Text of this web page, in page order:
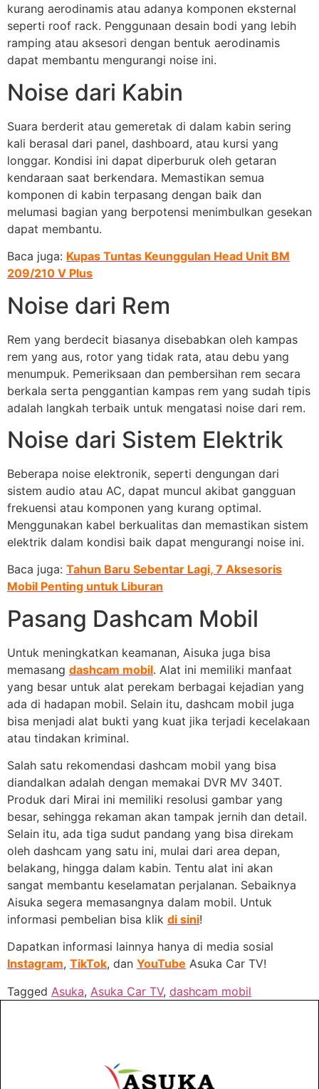
kurang aerodinamis atau adanya komponen eksternal
seperti roof rack. Penggunaan desain bodi yang lebih
ramping atau aksesori dengan bentuk aerodinamis
dapat membantu mengurangi noise ini.
Noise dari Kabin
Suara berderit atau gemeretak di dalam kabin sering
kali berasal dari panel, dashboard, atau kursi yang
longgar. Kondisi ini dapat diperburuk oleh getaran
kendaraan saat berkendara. Memastikan semua
komponen di kabin terpasang dengan baik dan
melumasi bagian yang berpotensi menimbulkan gesekan
dapat membantu.
Baca juga: Kupas Tuntas Keunggulan Head Unit BM
209/210 V Plus
Noise dari Rem
Rem yang berdecit biasanya disebabkan oleh kampas
rem yang aus, rotor yang tidak rata, atau debu yang
menumpuk. Pemeriksaan dan pembersihan rem secara
berkala serta penggantian kampas rem yang sudah tipis
adalah langkah terbaik untuk mengatasi noise dari rem.
Noise dari Sistem Elektrik
Beberapa noise elektronik, seperti dengungan dari
sistem audio atau AC, dapat muncul akibat gangguan
frekuensi atau komponen yang kurang optimal.
Menggunakan kabel berkualitas dan memastikan sistem
elektrik dalam kondisi baik dapat mengurangi noise ini.
Baca juga: Tahun Baru Sebentar Lagi, 7 Aksesoris
Mobil Penting untuk Liburan
Pasang Dashcam Mobil
Untuk meningkatkan keamanan, Aisuka juga bisa
memasang dashcam mobil. Alat ini memiliki manfaat
yang besar untuk alat perekam berbagai kejadian yang
ada di hadapan mobil. Selain itu, dashcam mobil juga
bisa menjadi alat bukti yang kuat jika terjadi kecelakaan
atau tindakan kriminal.
Salah satu rekomendasi dashcam mobil yang bisa
diandalkan adalah dengan memakai DVR MV 340T.
Produk dari Mirai ini memiliki resolusi gambar yang
besar, sehingga rekaman akan tampak jernih dan detail.
Selain itu, ada tiga sudut pandang yang bisa direkam
oleh dashcam yang satu ini, mulai dari area depan,
belakang, hingga dalam kabin. Tentu alat ini akan
sangat membantu keselamatan perjalanan. Sebaiknya
Aisuka segera memasangnya dalam mobil. Untuk
informasi pembelian bisa klik di sini!
Dapatkan informasi lainnya hanya di media sosial
Instagram, TikTok, dan YouTube Asuka Car TV!
Tagged Asuka, Asuka Car TV, dashcam mobil